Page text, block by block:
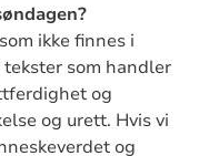
ikke finnes i
som handler
og
og urett. Hvis vi
og